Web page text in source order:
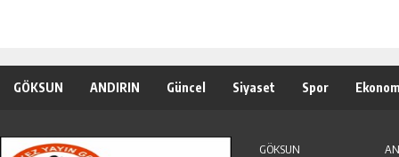
GÖKSUN ANDIRIN Güncel Siyaset Spor
GÖKSUN